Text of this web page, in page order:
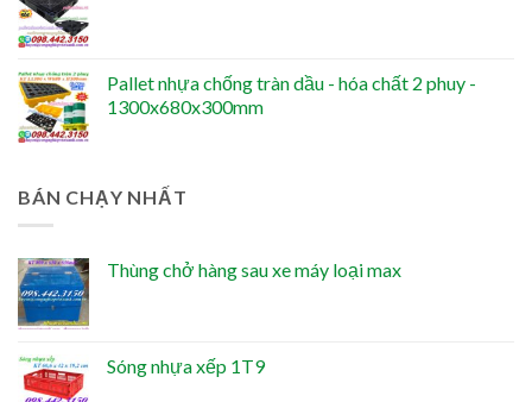
Pallet nhựa chống tràn dầu - hóa chất 2 phuy -
1300x680x300mm
BÁN CHẠY NHẤT
Thùng chở hàng sau xe máy loại max
Sóng nhựa xếp 1T9